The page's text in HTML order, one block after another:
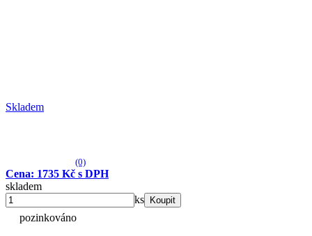
Skladem
(0)
Cena: 1735 Kč s DPH
skladem
ks
Koupit
pozinkováno